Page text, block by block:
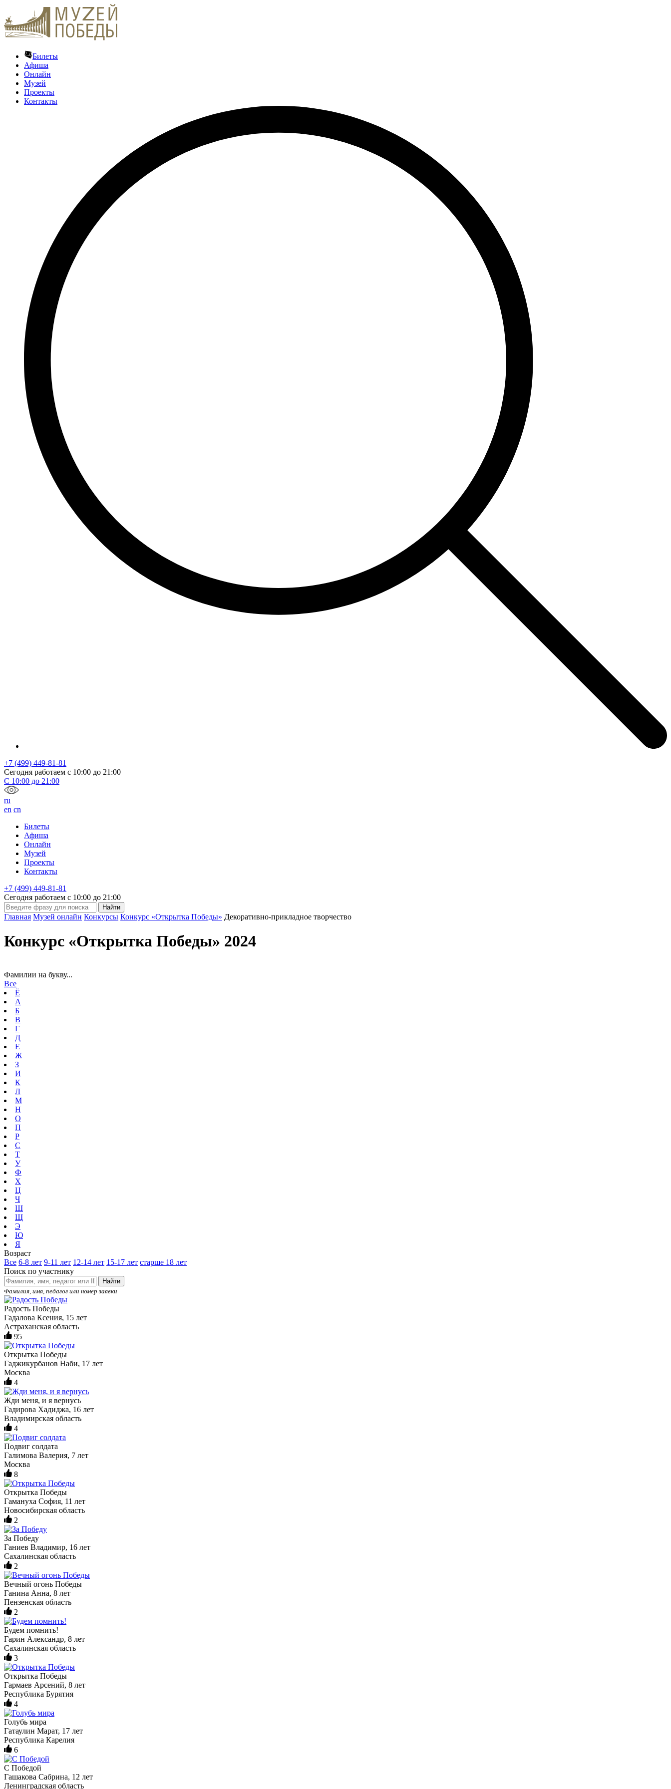
Билеты
Афиша
Онлайн
Музей
Проекты
Контакты
+7 (499) 449-81-81
Сегодня работаем с 10:00 до 21:00
С 10:00 до 21:00
ru
en cn
Билеты
Афиша
Онлайн
Музей
Проекты
Контакты
+7 (499) 449-81-81
Сегодня работаем с 10:00 до 21:00
Главная Музей онлайн Конкурсы Конкурс «Открытка Победы» Декоративно-прикладное творчество
Конкурс «Открытка Победы» 2024
Фамилии на букву...
Все
Ё
А
Б
В
Г
Д
Е
Ж
З
И
К
Л
М
Н
О
П
Р
С
Т
У
Ф
Х
Ц
Ч
Ш
Щ
Э
Ю
Я
Возраст
Все 6-8 лет 9-11 лет 12-14 лет 15-17 лет старше 18 лет
Поиск по участнику
Найти
Фамилия, имя, педагог или номер заявки
Радость Победы
Гадалова Ксения, 15 лет
Астраханская область
95
Открытка Победы
Гаджикурбанов Наби, 17 лет
Москва
4
Жди меня, и я вернусь
Гадирова Хадиджа, 16 лет
Владимирская область
4
Подвиг солдата
Галимова Валерия, 7 лет
Москва
8
Открытка Победы
Гамануха София, 11 лет
Новосибирская область
2
За Победу
Ганиев Владимир, 16 лет
Сахалинская область
2
Вечный огонь Победы
Ганина Анна, 8 лет
Пензенская область
2
Будем помнить!
Гарин Александр, 8 лет
Сахалинская область
3
Открытка Победы
Гармаев Арсений, 8 лет
Республика Бурятия
4
Голубь мира
Гатаулин Марат, 17 лет
Республика Карелия
6
С Победой
Гашакова Сабрина, 12 лет
Ленинградская область